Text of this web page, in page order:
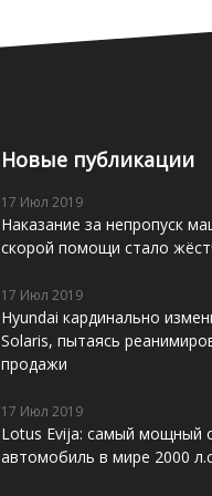
Новые публикации
17 Июл 2019
Наказание за непропуск
скорой помощи стало
17 Июл 2019
Hyundai кардинально
Solaris, пытаясь
продажи
17 Июл 2019
Lotus Evija: самый мощный
автомобиль в мире 2000